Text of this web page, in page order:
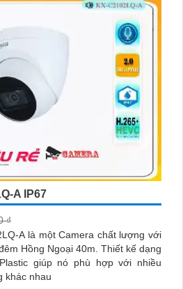
A IP67
₫
A là một Camera chất lượng với
Ngoại 40m. Thiết kế dạng
giúp nó phù hợp với nhiều
khác nhau